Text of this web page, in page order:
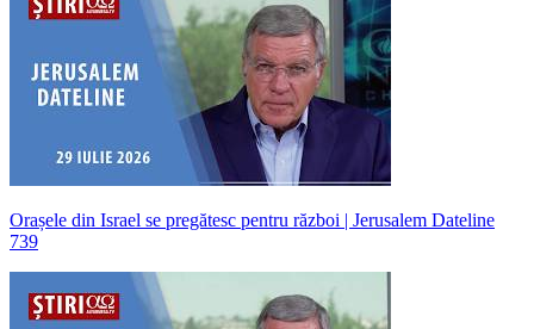
Orașele din Israel se pregătesc pentru război | Jerusalem Dateline
739